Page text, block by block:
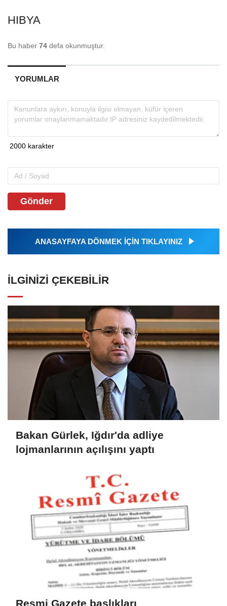
HIBYA
Bu haber 74 defa okunmuştur.
YORUMLAR
Gönder
ANASAYFAYA DÖNMEK İÇİN TIKLAYINIZ
İLGINIZI ÇEKEBILIR
Bakan Gürlek, Iğdır'da adliye
lojmanlarının açılışını yaptı
Resmi Gazete başlıkları